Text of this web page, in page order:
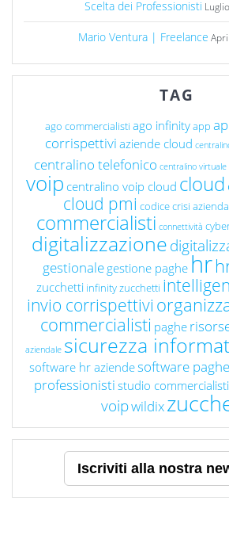
Scelta dei Professionisti
Mario Ventura | Freelance
TAG
ago commercialisti ago infinityapp
corrispettivi aziende cloud
centralino telefonico centralino virtuale
voip centralino voip cloud cloud
cloud pmi codice crisi
commercialisti connettività
digitalizzazione
gestionale gestione paghe hr
zucchetti infinity zucchetti
invio corrispettivi
commercialisti paghe
aziendale sicurezza
software hr aziendesoftware paghe
professionisti studio commercialisti
voipwildix
Iscriviti alla nostra